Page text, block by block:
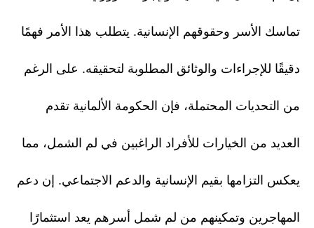
تماسك الأسر وحقوقهم الإنسانية. يتطلب هذا الأمر فهمًا
دقيقًا للإجراءات والوثائق المطلوبة لتحقيقه. على الرغم
من التحديات المحتملة، فإن الحكومة الألمانية تقدم
العديد من الخيارات للأفراد الراغبين في لم الشمل، مما
يعكس التزامها بقيم الإنسانية والدعم الاجتماعي. إن دعم
المهاجرين وتمكينهم من لم شمل أسرهم يعد استثمارًا